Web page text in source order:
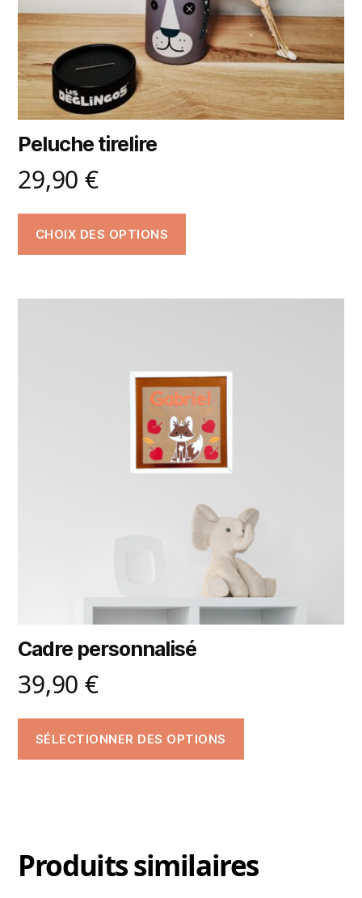
Peluche tirelire
29,90 €
CHOIX DES OPTIONS
Cadre personnalisé
39,90 €
SÉLECTIONNER DES OPTIONS
Produits similaires